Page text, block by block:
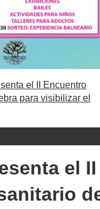
el II Encuentro
para visibilizar el
el II